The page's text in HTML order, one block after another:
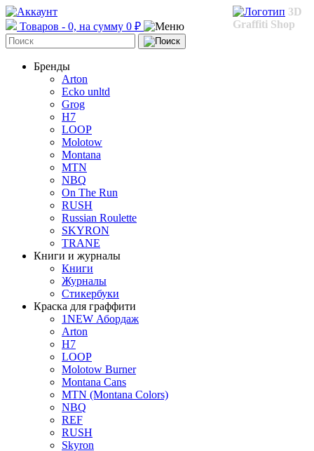
3D
Graffiti Shop
Товаров - 0, на сумму 0 ₽
Бренды
Arton
Ecko unltd
Grog
H7
LOOP
Molotow
Montana
MTN
NBQ
On The Run
RUSH
Russian Roulette
SKYRON
TRANE
Книги и журналы
Книги
Журналы
Стикербуки
Краска для граффити
1NEW Абордаж
Arton
H7
LOOP
Molotow Burner
Montana Cans
MTN (Montana Colors)
NBQ
REF
RUSH
Skyron